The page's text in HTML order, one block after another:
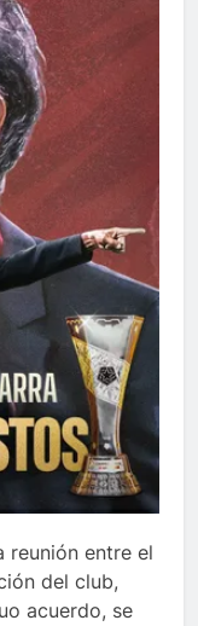
reunión entre el
del club,
acuerdo, se